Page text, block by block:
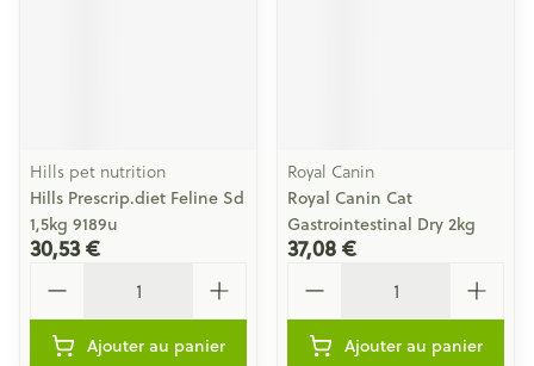
Hills pet nutrition
Hills Prescrip.diet Feline Sd
1,5kg 9189u
30,53 €
Ajouter au panier
Royal Canin
Royal Canin Cat
Gastrointestinal Dry 2kg
37,08 €
Ajouter au panier